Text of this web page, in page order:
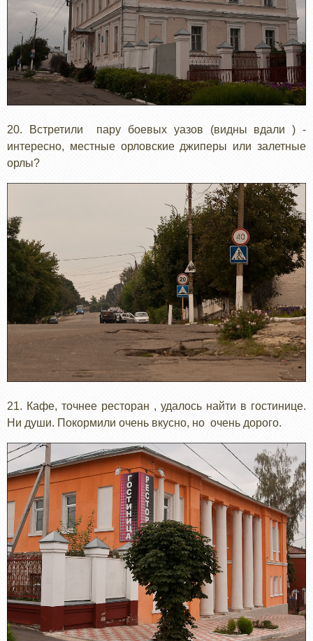
20. Встретили пару боевых уазов (видны вдали ) -
интересно, местные орловские джиперы или залетные
орлы?
21. Кафе, точнее ресторан , удалось найти в гостинице.
Ни души. Покормили очень вкусно, но очень дорого.